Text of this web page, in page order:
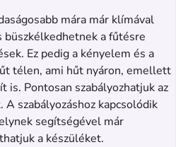
mára már klímával
a fűtésre
Ez pedig a kényelem és a
télen, ami hűt nyáron, emellett
is. Pontosan szabályozhatjuk az
szabályozáshoz kapcsolódik
segítségével már
a készüléket.